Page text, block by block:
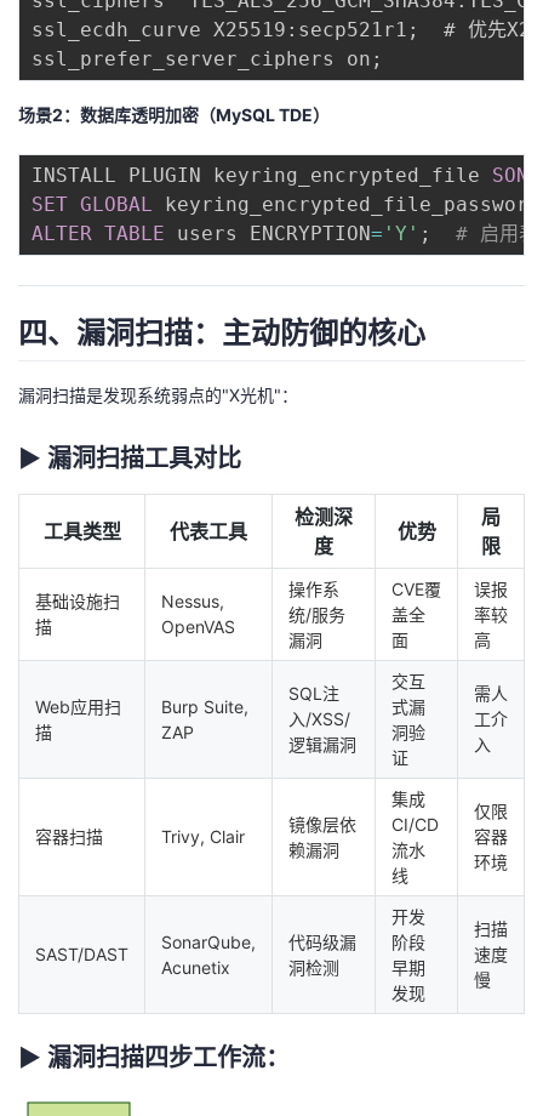
ssl_ecdh_curve X25519:secp521r1;  # 优先
场景2：数据库透明加密（MySQL TDE）
INSTALL PLUGIN keyring_encrypted_file
SET GLOBAL keyring_encrypted_file_password
ALTER TABLE users ENCRYPTION= 'Y' ; # 启用表
四、漏洞扫描：主动防御的核心
漏洞扫描是发现系统弱点的"X光机"：
▶ 漏洞扫描工具对比
工具类型 代表工具
检测深
度
优势
局
限
基础设施扫
描
Nessus,
OpenVAS
操作系
统/服务
漏洞
CVE覆
盖全
面
误报
率较
高
Web应用扫
描
Burp Suite,
ZAP
SQL注
入/XSS/
逻辑漏洞
交互
式漏
洞验
证
需人
工介
入
容器扫描 Trivy, Clair
镜像层依
赖漏洞
集成
CI/CD
流水
线
仅限
容器
环境
SAST/DAST
SonarQube,
Acunetix
代码级漏
洞检测
开发
阶段
早期
发现
扫描
速度
慢
▶ 漏洞扫描四步工作流：